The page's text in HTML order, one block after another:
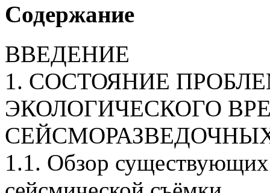
Содержание
ВВЕДЕНИЕ
1. СОСТОЯНИЕ
ЭКОЛОГИЧЕСКОГО
1.1. Обзор